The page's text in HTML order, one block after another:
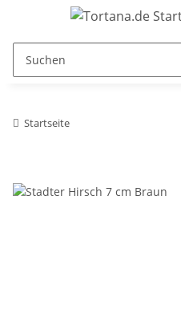
Startseite